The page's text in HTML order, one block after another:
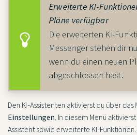
Erweiterte KI-
Pläne verfügbar
Die erweiterten KI-
Messenger stehen dir
wenn du einen neuen
abgeschlossen hast.
Den KI-Assistenten aktivierst du über das
Einstellungen . In diesem Menü
Assistent sowie erweiterte KI-